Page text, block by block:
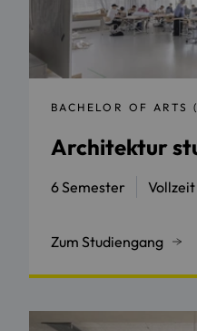
BACHELOR OF ARTS
Architektur
6 Semester Vollzeit
Zum Studiengang